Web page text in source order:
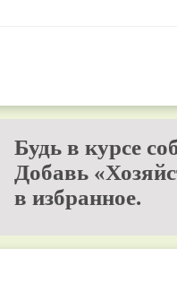
Будь в курсе
Добавь
в избранное.